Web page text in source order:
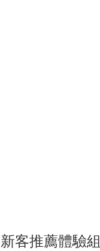
新客推薦體驗組